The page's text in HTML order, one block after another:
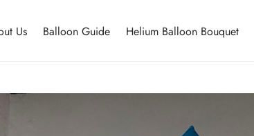
Us Balloon Guide Helium Balloon Bouquet